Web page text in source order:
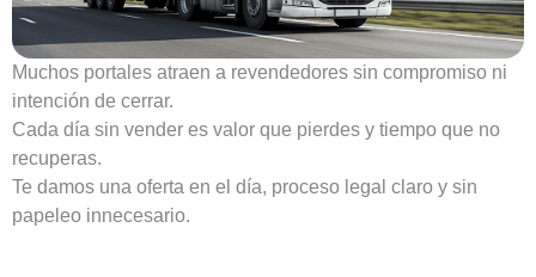
Muchos portales atraen a revendedores sin compromiso ni
intención de cerrar.
Cada día sin vender es valor que pierdes y tiempo que no
recuperas.
Te damos una oferta en el día, proceso legal claro y sin
papeleo innecesario.